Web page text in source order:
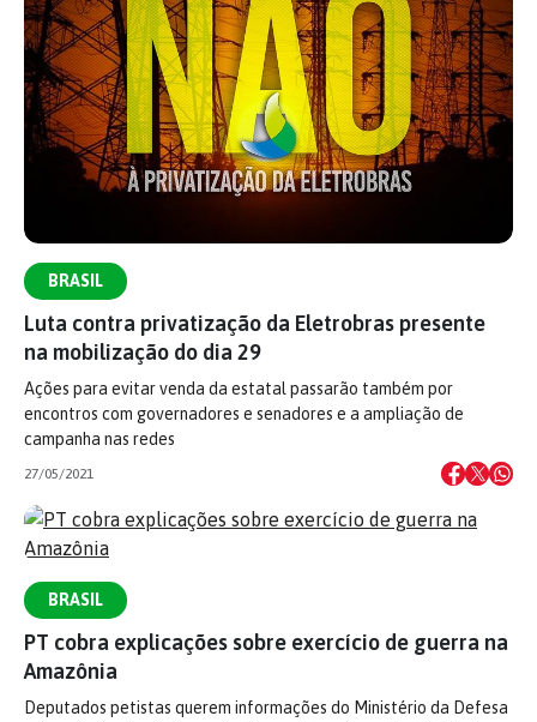
BRASIL
Luta contra privatização da Eletrobras presente
na mobilização do dia 29
Ações para evitar venda da estatal passarão também por
encontros com governadores e senadores e a ampliação de
campanha nas redes
27/05/2021
BRASIL
PT cobra explicações sobre exercício de guerra na
Amazônia
Deputados petistas querem informações do Ministério da Defesa